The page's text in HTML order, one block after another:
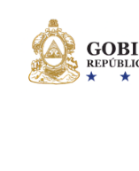
contenido